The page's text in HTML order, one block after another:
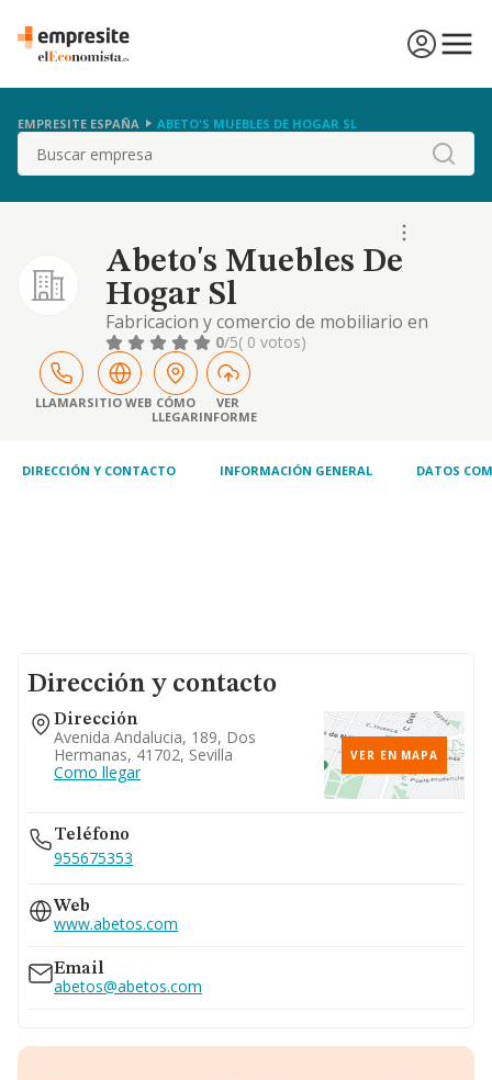
EMPRESITE ESPAÑA ABETO'S MUEBLES DE HOGAR SL
Buscar
Abeto's Muebles De
Hogar Sl
Fabricacion y comercio de mobiliario en
general.
0/5( 0 votos)
LLAMARSITIO WEB CÓMO
LLEGAR
VER
INFORME
DIRECCIÓN Y CONTACTO INFORMACIÓN GENERAL DATOS
Dirección y contacto
Dirección
Avenida Andalucia, 189, Dos
Hermanas, 41702, Sevilla
Como llegar
VER EN MAPA
Teléfono
955675353
Web
www.abetos.com
Email
abetos@abetos.com